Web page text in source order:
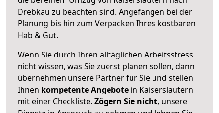
Drebkau zu beachten sind. Angefangen bei der
Planung bis hin zum Verpacken Ihres kostbaren
Hab & Gut.
Wenn Sie durch Ihren alltäglichen Arbeitsstress
nicht wissen, was Sie zuerst planen sollen, dann
übernehmen unsere Partner für Sie und stellen
Ihnen kompetente Angebote in Kaiserslautern
mit einer Checkliste. Zögern Sie nicht, unsere